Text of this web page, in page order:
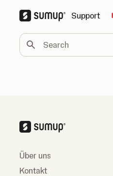
Support
Search
Über uns
Kontakt